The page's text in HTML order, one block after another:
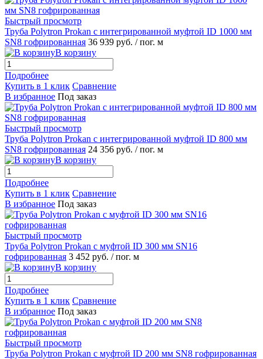
Быстрый просмотр
Труба Polytron Prokan с интегрированной муфтой ID 1000 мм
SN8 гофрированная 36 939 руб. / пог. м
В корзину
Подробнее
Купить в 1 клик Сравнение
В избранное Под заказ
Быстрый просмотр
Труба Polytron Prokan с интегрированной муфтой ID 800 мм
SN8 гофрированная 24 356 руб. / пог. м
В корзину
Подробнее
Купить в 1 клик Сравнение
В избранное Под заказ
Быстрый просмотр
Труба Polytron Prokan с муфтой ID 300 мм SN16
гофрированная 3 452 руб. / пог. м
В корзину
Подробнее
Купить в 1 клик Сравнение
В избранное Под заказ
Быстрый просмотр
Труба Polytron Prokan с муфтой ID 200 мм SN8 гофрированная